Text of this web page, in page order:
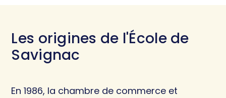
Les origines de l'École de
Savignac
En 1986, la chambre de commerce et